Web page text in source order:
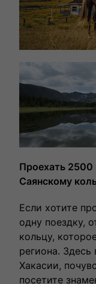
Проехать
Саянскому
Если хотите
одну поездку,
кольцу,
региона.
Хакасии,
посетите